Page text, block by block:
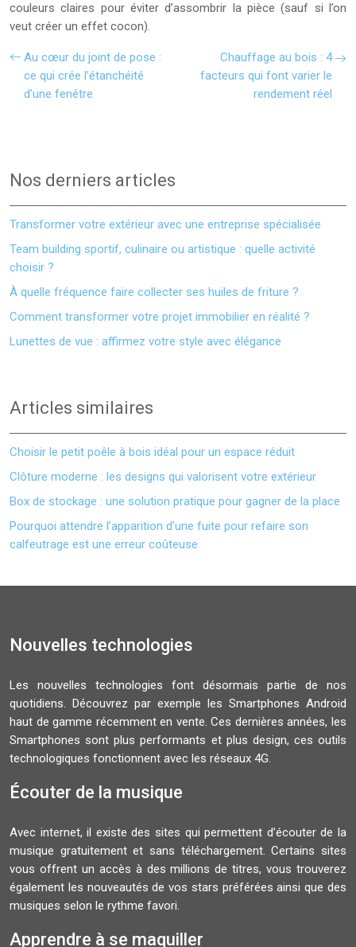
couleurs claires pour éviter d’assombrir la pièce (sauf si l’on
veut créer un effet cocon).
Au cœur du joint de pose :
ce qui crée l’étanchéité
d’une fenêtre
Chauffage au bois : 4
facteurs qui font varier le
rendement réel
Nos derniers articles
Transformer votre extérieur avec une entreprise spécialisée
Team building sportif, culinaire ou artistique : quelle activité
choisir ?
À quelle fréquence faire collecter ses huiles de friture ?
Comment transformer votre projet immobilier en réalité ?
Lunettes de vue : affirmez votre style avec élégance
Articles similaires
Choisir le petit poêle à bois idéal pour un espace réduit
Clôture moderne : les designs qui valorisent votre extérieur
Box de stockage : une solution pratique pour gagner de la place
Pourquoi attendre l’apparition d’une fuite pour refaire son
calfeutrage est une erreur coûteuse
Nouvelles technologies
Les nouvelles technologies font désormais partie de nos
quotidiens. Découvrez par exemple les Smartphones Android
haut de gamme récemment en vente. Ces dernières années, les
Smartphones sont plus performants et plus design, ces outils
technologiques fonctionnent avec les réseaux 4G.
Écouter de la musique
Avec internet, il existe des sites qui permettent d’écouter de la
musique gratuitement et sans téléchargement. Certains sites
vous offrent un accès à des millions de titres, vous trouverez
également les nouveautés de vos stars préférées ainsi que des
musiques selon le rythme favori.
Apprendre à se maquiller